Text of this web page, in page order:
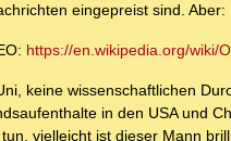
eingepreist sind. Aber:
https://en.wikipedia.org/wiki/
keine wissenschaftlichen
in den USA und
vielleicht ist dieser Mann